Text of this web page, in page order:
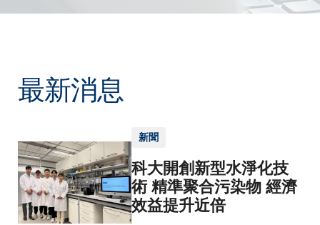
最新消息
新聞
科大開創新型水淨化技
術 精準聚合污染物 經濟
效益提升近倍